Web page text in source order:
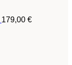
179,00 €